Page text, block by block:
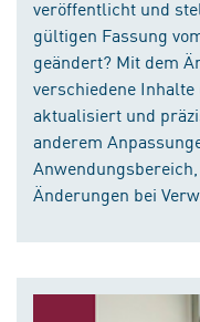
veröffentlicht und
gültigen Fassung
geändert? Mit dem
verschiedene
aktualisiert und
anderem
Änderungen bei